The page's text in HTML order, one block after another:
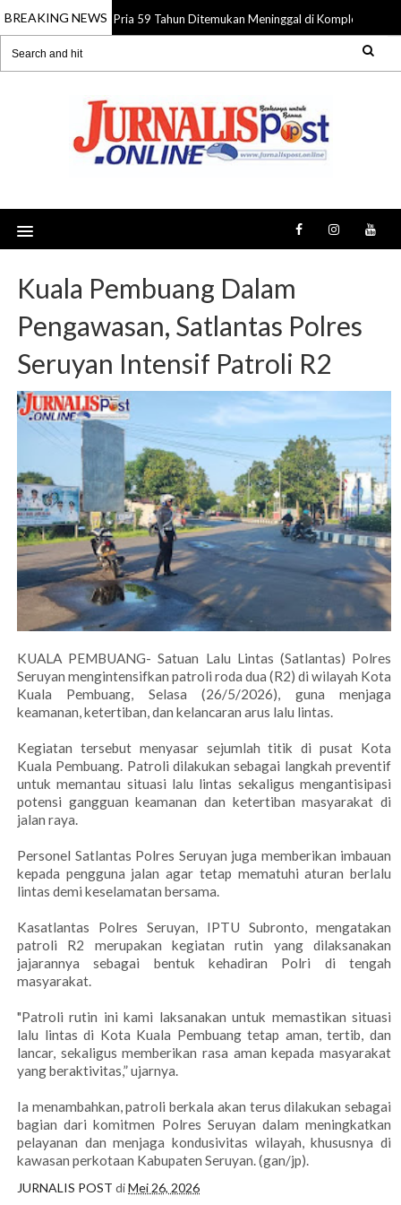
BREAKING NEWS
08 Aug 2026 Pria 59 Tahun Ditemukan Meninggal di Komplek Pasar
Kuala Pembuang Dalam
Pengawasan, Satlantas Polres
Seruyan Intensif Patroli R2
KUALA PEMBUANG- Satuan Lalu Lintas (Satlantas) Polres
Seruyan mengintensifkan patroli roda dua (R2) di wilayah Kota
Kuala Pembuang, Selasa (26/5/2026), guna menjaga
keamanan, ketertiban, dan kelancaran arus lalu lintas.
Kegiatan tersebut menyasar sejumlah titik di pusat Kota
Kuala Pembuang. Patroli dilakukan sebagai langkah preventif
untuk memantau situasi lalu lintas sekaligus mengantisipasi
potensi gangguan keamanan dan ketertiban masyarakat di
jalan raya.
Personel Satlantas Polres Seruyan juga memberikan imbauan
kepada pengguna jalan agar tetap mematuhi aturan berlalu
lintas demi keselamatan bersama.
Kasatlantas Polres Seruyan, IPTU Subronto, mengatakan
patroli R2 merupakan kegiatan rutin yang dilaksanakan
jajarannya sebagai bentuk kehadiran Polri di tengah
masyarakat.
"Patroli rutin ini kami laksanakan untuk memastikan situasi
lalu lintas di Kota Kuala Pembuang tetap aman, tertib, dan
lancar, sekaligus memberikan rasa aman kepada masyarakat
yang beraktivitas,” ujarnya.
Ia menambahkan, patroli berkala akan terus dilakukan sebagai
bagian dari komitmen Polres Seruyan dalam meningkatkan
pelayanan dan menjaga kondusivitas wilayah, khususnya di
kawasan perkotaan Kabupaten Seruyan. (gan/jp).
JURNALIS POST diMei 26, 2026